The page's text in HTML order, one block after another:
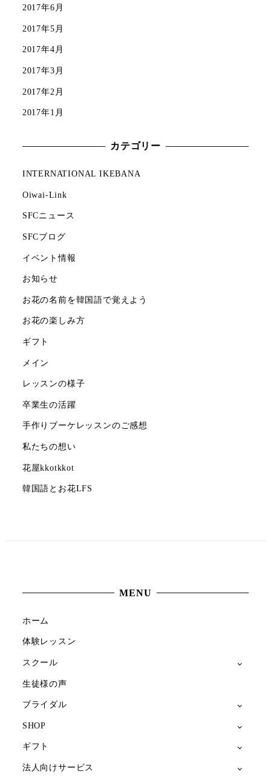
2017年6月
2017年5月
2017年4月
2017年3月
2017年2月
2017年1月
カテゴリー
INTERNATIONAL IKEBANA
Oiwai-Link
SFCニュース
SFCブログ
イベント情報
お知らせ
お花の名前を韓国語で覚えよう
お花の楽しみ方
ギフト
メイン
レッスンの様子
卒業生の活躍
手作りブーケレッスンのご感想
私たちの想い
花屋kkotkkot
韓国語とお花LFS
MENU
ホーム
体験レッスン
スクール
生徒様の声
ブライダル
SHOP
ギフト
法人向けサービス